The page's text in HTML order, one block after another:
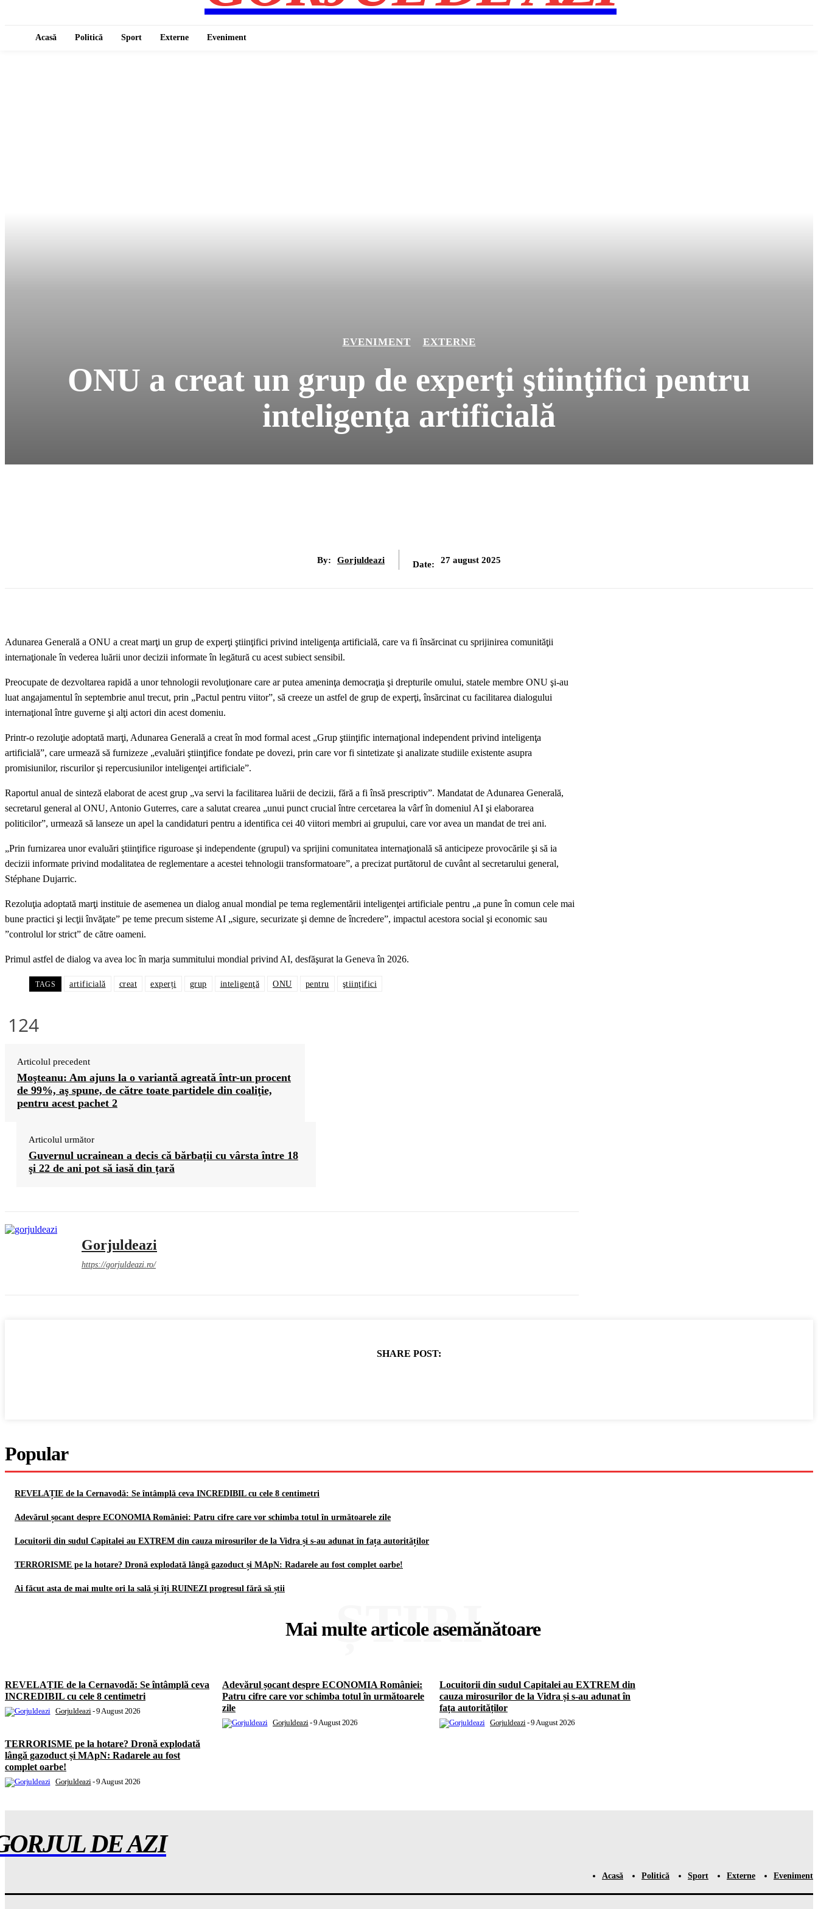
Acasă Politică Sport Externe Eveniment
EVENIMENT EXTERNE
ONU a creat un grup de experţi ştiinţifici pentru
inteligenţa artificială
By: Gorjuldeazi Date: 27 august 2025
Adunarea Generală a ONU a creat marţi un grup de experţi ştiinţifici privind inteligenţa artificială, care va fi însărcinat cu sprijinirea comunităţii
internaţionale în vederea luării unor decizii informate în legătură cu acest subiect sensibil.
Preocupate de dezvoltarea rapidă a unor tehnologii revoluţionare care ar putea ameninţa democraţia şi drepturile omului, statele membre ONU şi-au
luat angajamentul în septembrie anul trecut, prin „Pactul pentru viitor”, să creeze un astfel de grup de experţi, însărcinat cu facilitarea dialogului
internaţional între guverne şi alţi actori din acest domeniu.
Printr-o rezoluţie adoptată marţi, Adunarea Generală a creat în mod formal acest „Grup ştiinţific internaţional independent privind inteligenţa
artificială”, care urmează să furnizeze „evaluări ştiinţifice fondate pe dovezi, prin care vor fi sintetizate şi analizate studiile existente asupra
promisiunilor, riscurilor şi repercusiunilor inteligenţei artificiale”.
Raportul anual de sinteză elaborat de acest grup „va servi la facilitarea luării de decizii, fără a fi însă prescriptiv”. Mandatat de Adunarea Generală,
secretarul general al ONU, Antonio Guterres, care a salutat crearea „unui punct crucial între cercetarea la vârf în domeniul AI şi elaborarea
politicilor”, urmează să lanseze un apel la candidaturi pentru a identifica cei 40 viitori membri ai grupului, care vor avea un mandat de trei ani.
„Prin furnizarea unor evaluări ştiinţifice riguroase şi independente (grupul) va sprijini comunitatea internaţională să anticipeze provocările şi să ia
decizii informate privind modalitatea de reglementare a acestei tehnologii transformatoare”, a precizat purtătorul de cuvânt al secretarului general,
Stéphane Dujarric.
Rezoluţia adoptată marţi instituie de asemenea un dialog anual mondial pe tema reglementării inteligenţei artificiale pentru „a pune în comun cele mai
bune practici şi lecţii învăţate” pe teme precum sisteme AI „sigure, securizate şi demne de încredere”, impactul acestora social şi economic sau
”controlul lor strict” de către oameni.
Primul astfel de dialog va avea loc în marja summitului mondial privind AI, desfăşurat la Geneva în 2026.
TAGS artificială creat experți grup inteligenţă ONU pentru ştiinţifici
124
Articolul precedent
Moşteanu: Am ajuns la o variantă agreată într-un procent
de 99%, aş spune, de către toate partidele din coaliţie,
pentru acest pachet 2
Articolul următor
Guvernul ucrainean a decis că bărbații cu vârsta între 18
şi 22 de ani pot să iasă din țară
Gorjuldeazi
https://gorjuldeazi.ro/
SHARE POST:
Popular
REVELAȚIE de la Cernavodă: Se întâmplă ceva INCREDIBIL cu cele 8 centimetri
Adevărul șocant despre ECONOMIA României: Patru cifre care vor schimba totul în următoarele zile
Locuitorii din sudul Capitalei au EXTREM din cauza mirosurilor de la Vidra și s-au adunat în fața autorităților
TERRORISME pe la hotare? Dronă explodată lângă gazoduct și MApN: Radarele au fost complet oarbe!
Ai făcut asta de mai multe ori la sală și îți RUINEZI progresul fără să știi
Mai multe articole asemănătoare
ȘTIRI
REVELAȚIE de la Cernavodă: Se întâmplă ceva
INCREDIBIL cu cele 8 centimetri
Gorjuldeazi -9 August 2026
Adevărul șocant despre ECONOMIA României:
Patru cifre care vor schimba totul în următoarele
zile
Gorjuldeazi -9 August 2026
Locuitorii din sudul Capitalei au EXTREM din
cauza mirosurilor de la Vidra și s-au adunat în
fața autorităților
Gorjuldeazi -9 August 2026
TERRORISME pe la hotare? Dronă explodată
lângă gazoduct și MApN: Radarele au fost
complet oarbe!
Gorjuldeazi -9 August 2026
DE AZI
Acasă Politică Sport Externe Eveniment